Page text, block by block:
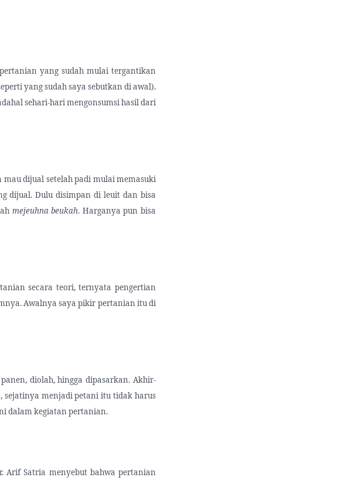
yang sudah mulai tergantikan
yang sudah saya sebutkan di awal).
sehari-hari mengonsumsi hasil dari
dijual setelah padi mulai memasuki
dijual. Dulu disimpan di leuit dan bisa
mejeuhna beukah. Harganya pun bisa
secara teori, ternyata pengertian
Awalnya saya pikir pertanian itu di
diolah, hingga dipasarkan. Akhir-
sejatinya menjadi petani itu tidak harus
dalam kegiatan pertanian.
Arif Satria menyebut bahwa pertanian